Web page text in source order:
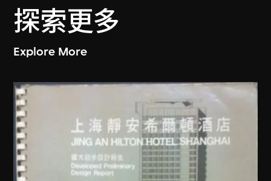
探索更多
Explore More